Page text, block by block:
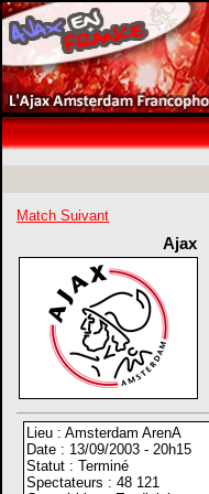
Match Suivant
Ajax
Lieu : Amsterdam ArenA
Date : 13/09/2003 - 20h15
Statut : Terminé
Spectateurs : 48 121